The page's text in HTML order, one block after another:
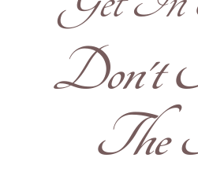
!Don't
The